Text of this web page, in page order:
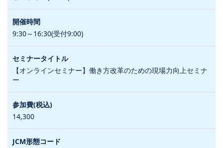
9:30～16:30(受付9:00)
【オンラインセミナー】働き方改革のための現場力向上セミナ
ー
14,300